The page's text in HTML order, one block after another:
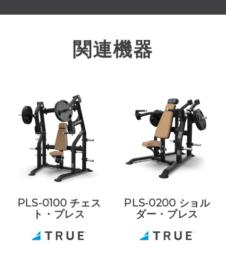
関連機器
PLS-0100 チェス
ト・プレス
PLS-0200 ショル
ダー・プレス